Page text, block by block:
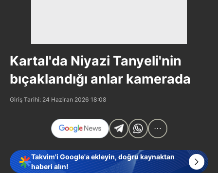
Kartal'da Niyazi Tanyeli'nin
bıçaklandığı anlar kamerada
Giriş Tarihi: 24 Haziran 2026 18:08
Takvim'i Google'a ekleyin, doğru kaynaktan
haberi alın!